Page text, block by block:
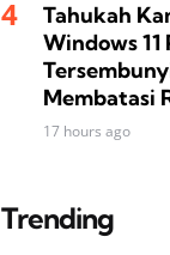
Tahukah
Windows 11
Membatasi
17 hours ago
Trending